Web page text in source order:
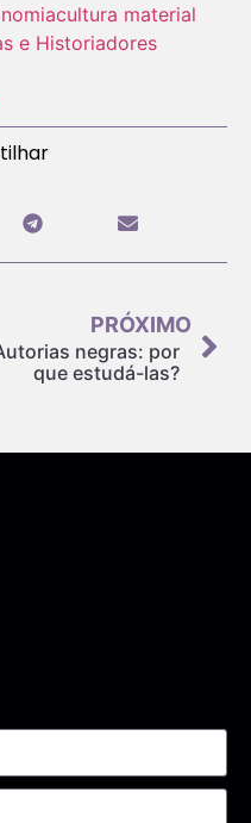
cultura material
e Historiadores
PRÓXIMO
negras: por
que estudá-las?